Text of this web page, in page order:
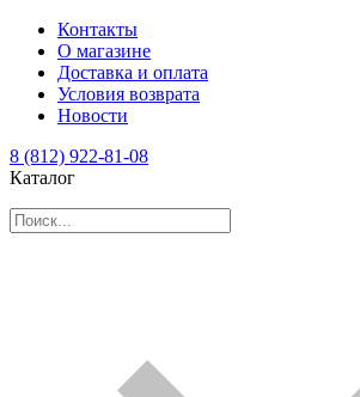
Контакты
О магазине
Доставка и оплата
Условия возврата
Новости
8 (812) 922-81-08
Каталог